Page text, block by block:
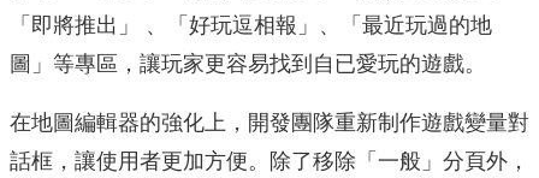
「即將推出」 、「好玩逗相報」、「最近玩過的地
圖」等專區，讓玩家更容易找到自已愛玩的遊戲。
在地圖編輯器的強化上，開發團隊重新制作遊戲變量對
話框，讓使用者更加方便。除了移除「一般」分頁外，